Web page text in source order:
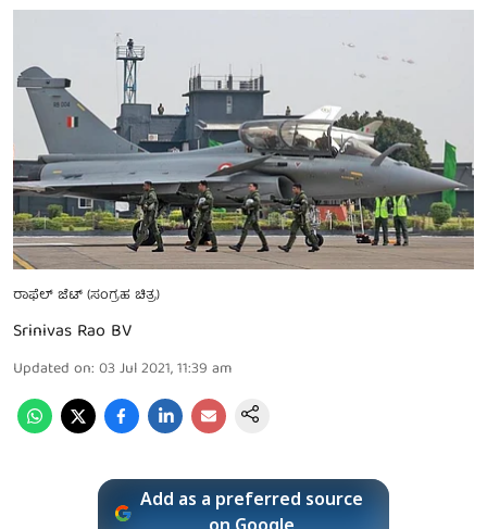
ರಾಫೆಲ್ ಜೆಟ್ (ಸಂಗ್ರಹ ಚಿತ್ರ)
Srinivas Rao BV
Updated on: 03 Jul 2021, 11:39 am
Add as a preferred source